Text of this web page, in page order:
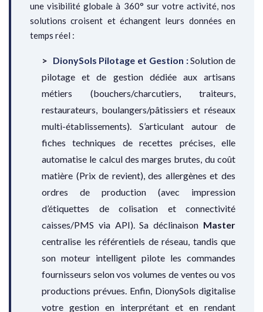
une visibilité globale à 360° sur votre activité, nos
solutions croisent et échangent leurs données en
temps réel :
DionySols Pilotage et Gestion :Solution de
pilotage et de gestion dédiée aux artisans
métiers (bouchers/charcutiers, traiteurs,
restaurateurs, boulangers/pâtissiers et réseaux
multi-établissements). S’articulant autour de
fiches techniques de recettes précises, elle
automatise le calcul des marges brutes, du coût
matière (Prix de revient), des allergènes et des
ordres de production (avec impression
d’étiquettes de colisation et connectivité
caisses/PMS via API). Sa déclinaison Master
centralise les référentiels de réseau, tandis que
son moteur intelligent pilote les commandes
fournisseurs selon vos volumes de ventes ou vos
productions prévues. Enfin, DionySols digitalise
votre gestion en interprétant et en rendant